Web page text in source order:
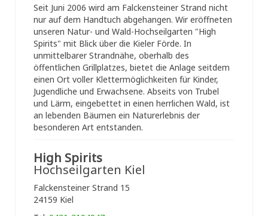
Seit Juni 2006 wird am Falckensteiner Strand nicht
nur auf dem Handtuch abgehangen. Wir eröffneten
unseren Natur- und Wald-Hochseilgarten "High
Spirits" mit Blick über die Kieler Förde. In
unmittelbarer Strandnähe, oberhalb des
öffentlichen Grillplatzes, bietet die Anlage seitdem
einen Ort voller Klettermöglichkeiten für Kinder,
Jugendliche und Erwachsene. Abseits von Trubel
und Lärm, eingebettet in einen herrlichen Wald, ist
an lebenden Bäumen ein Naturerlebnis der
besonderen Art entstanden.
High Spirits
Hochseilgarten Kiel
Falckensteiner Strand 15
24159 Kiel